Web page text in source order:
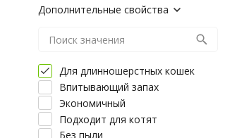
Дополнительные свойства
Впитывающий запах
Экономичный
Для длинношерстных кошек
Подходит для котят
Без пыли